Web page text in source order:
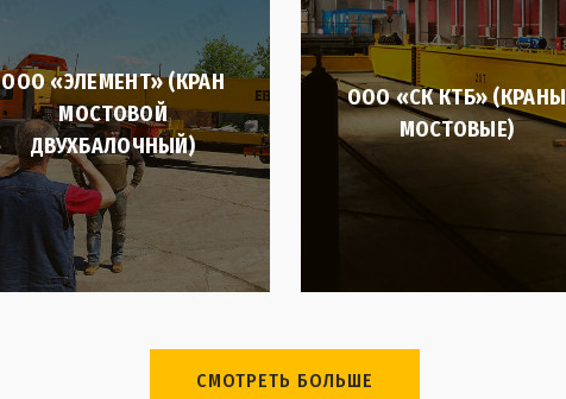
ООО «ЭЛЕМЕНТ» (КРАН
МОСТОВОЙ
ДВУХБАЛОЧНЫЙ)
ООО «СК КТБ» (КРАНЫ
МОСТОВЫЕ)
СМОТРЕТЬ БОЛЬШЕ